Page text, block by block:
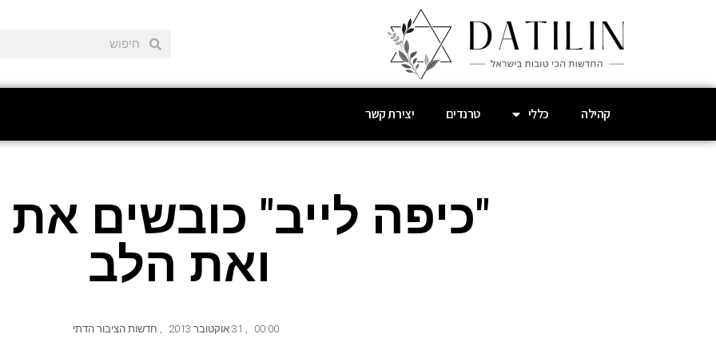
קהילה כללי טרנדים יצירת קשר
"כיפה לייב" כובשים
ואת הלב
00:00
,
, חדשות הציבור הדתי